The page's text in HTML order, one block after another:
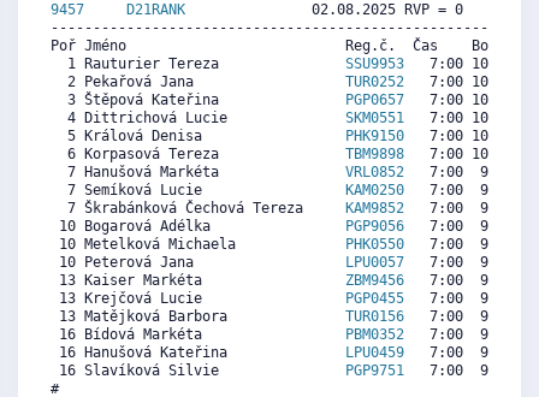
9457
D21RANK
02.08.2025 RVP = 0     IP
Poř Jméno                          Reg.č.  Čas    Body
  1 Rauturier Tereza
SSU9953
7:00 10507
  2 Pekařová Jana
TUR0252
7:00 10414
  3 Štěpová Kateřina
PGP0657
7:00 10321
  4 Dittrichová Lucie
SKM0551
7:00 10229
  5 Králová Denisa
PHK9150
7:00 10136
  6 Korpasová Tereza
TBM9898
7:00 10043
  7 Hanušová Markéta
VRL0852
7:00  9951
  7 Semíková Lucie
KAM0250
7:00  9951
  7 Škrabánková Čechová Tereza
KAM9852
7:00  9951
10 Bogarová Adélka
PGP9056
7:00  9672
10 Metelková Michaela
PHK0550
7:00  9672
10 Peterová Jana
LPU0057
7:00  9672
13 Kaiser Markéta ZBM9456
7:00  9394
13 Krejčová Lucie
PGP0455
7:00  9394
13 Matějková Barbora TUR0156
7:00  9394
16 Bídová Markéta
PBM0352
7:00  9116
16 Hanušová Kateřina
LPU0459
7:00  9116
16 Slavíková Silvie
PGP9751
7:00  9116